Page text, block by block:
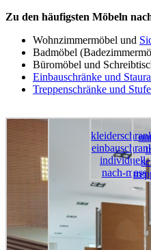
Zu den häufigsten Möbeln
Wohnzimmermöbel und
Badmöbel
Büromöbel und
Einbauschränke und
Treppenschränke und